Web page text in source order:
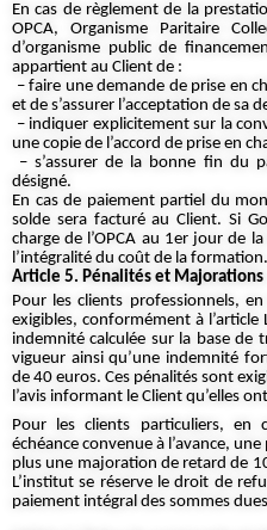
En cas de règlement de la
OPCA, Organisme Paritaire
d’organisme public de
appartient au Client de :
– faire une demande de prise en
et de s’assurer l’acceptation de sa
– indiquer explicitement sur la
une copie de l’accord de prise en
– s’assurer de la bonne fin du
désigné.
En cas de paiement partiel du
solde sera facturé au Client. Si
charge de l’OPCA au 1er jour de
l’intégralité du coût de la formation.
Article 5. Pénalités et Majorations
Pour les clients professionnels,
exigibles, conformément à
indemnité calculée sur la base de
vigueur ainsi qu’une indemnité
de 40 euros. Ces pénalités sont
l’avis informant le Client qu’elles
Pour les clients particuliers, en
échéance convenue à l’avance,
plus une majoration de retard de
L’institut se réserve le droit de
paiement intégral des sommes